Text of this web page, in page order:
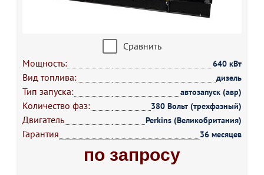
Сравнить
Мощность:
640 кВт
Вид топлива: дизель
Тип запуска: автозапуск (авр)
Количество фаз: 380 Вольт (трехфазный)
Двигатель Perkins (Великобритания)
Гарантия 36 месяцев
по запросу